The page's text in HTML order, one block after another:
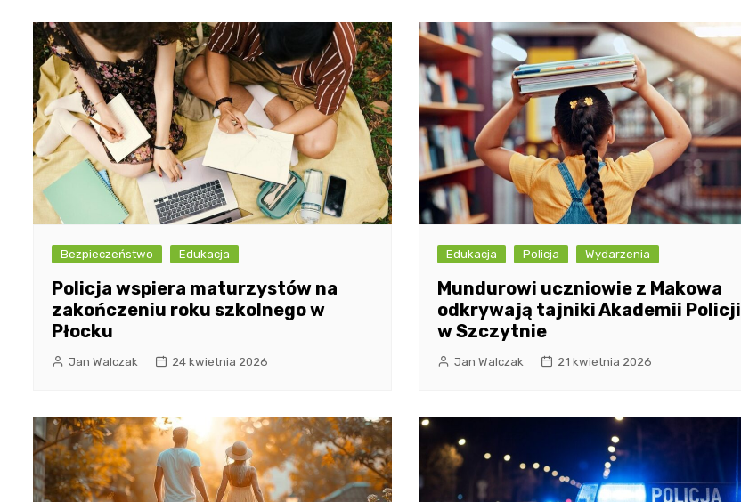
Bezpieczeństwo Edukacja
Policja wspiera maturzystów na
zakończeniu roku szkolnego w
Płocku
Jan Walczak 24 kwietnia 2026
Edukacja Policja Wydarzenia
Mundurowi uczniowie z Makowa
odkrywają tajniki Akademii Policji
w Szczytnie
Jan Walczak 21 kwietnia 2026